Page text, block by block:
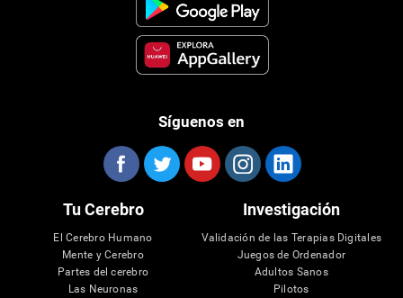
Síguenos en
Tu Cerebro
El Cerebro Humano
Mente y Cerebro
Partes del cerebro
Las Neuronas
Investigación
Validación de las Terapias Digitales
Juegos de Ordenador
Adultos Sanos
Pilotos